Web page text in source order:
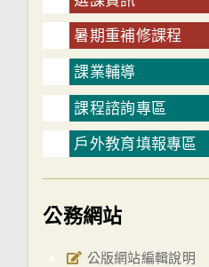
暑期重補修課程
課業輔導
課程諮詢專區
戶外教育填報專區
公務網站
公版網站編輯說明